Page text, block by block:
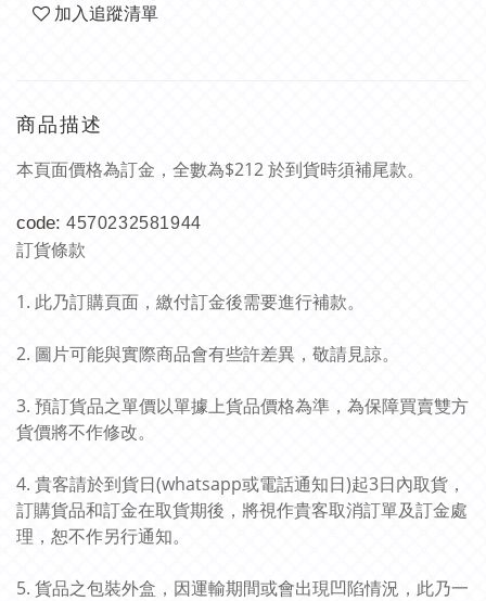
加入追蹤清單
商品描述
本頁面價格為訂金，全數為$212 於到貨時須補尾款。
code: 4570232581944
訂貨條款
1. 此乃訂購頁面，繳付訂金後需要進行補款。
2. 圖片可能與實際商品會有些許差異，敬請見諒。
3. 預訂貨品之單價以單據上貨品價格為準，為保障買賣雙方
貨價將不作修改。
4. 貴客請於到貨日(whatsapp或電話通知日)起3日內取貨，
訂購貨品和訂金在取貨期後，將視作貴客取消訂單及訂金處
理，恕不作另行通知。
5. 貨品之包裝外盒，因運輸期間或會出現凹陷情況，此乃一